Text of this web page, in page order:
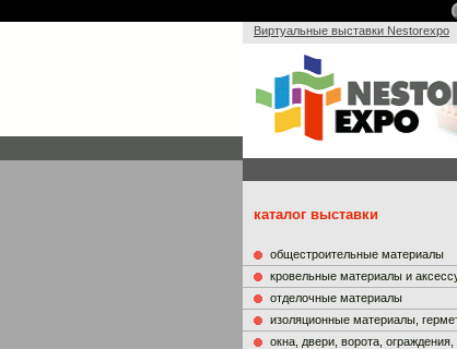
Виртуальные выставки Nestorexpo
каталог выставки
общестроительные материалы
кровельные материалы и
отделочные материалы
изоляционные материалы,
окна, двери, ворота,